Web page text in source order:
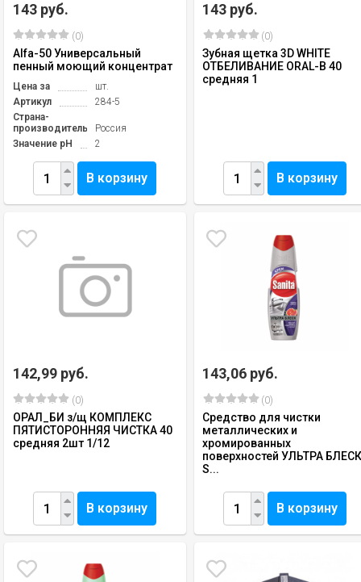
143 руб.
(0)
Alfa-50 Универсальный
пенный моющий концентрат
Цена за
шт.
Артикул
284-5
Страна-
производитель
Россия
Значение pH
2
В корзину
143 руб.
(0)
Зубная щетка 3D WHITE
ОТБЕЛИВАНИЕ ORAL-B 40
средняя 1
В корзину
142,99 руб.
(0)
ОРАЛ_БИ з/щ КОМПЛЕКС
ПЯТИСТОРОННЯЯ ЧИСТКА 40
средняя 2шт 1/12
В корзину
143,06 руб.
(0)
Средство для чистки
металлических и
хромированных
поверхностей УЛЬТРА
S...
В корзину